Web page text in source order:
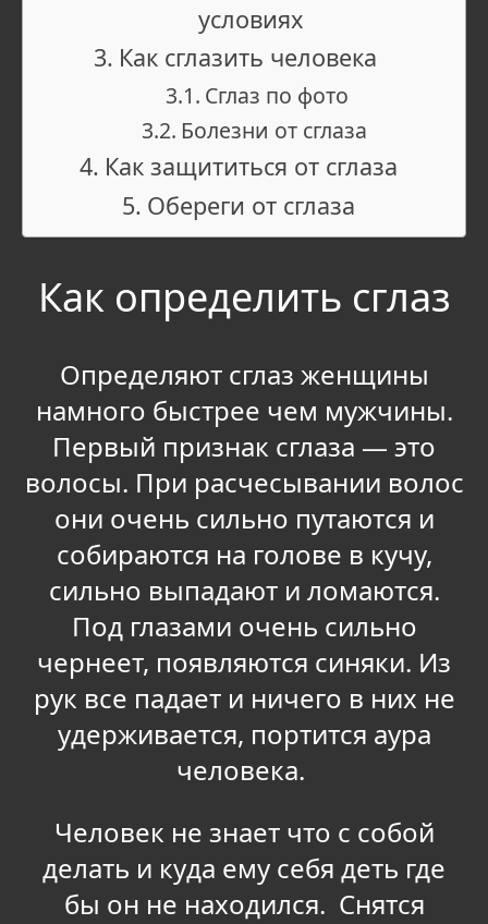
условиях
Как сглазить человека
Сглаз по фото
Болезни от сглаза
Как защититься от сглаза
Обереги от сглаза
Как определить сглаз
Определяют сглаз женщины
намного быстрее чем мужчины.
Первый признак сглаза — это
волосы. При расчесывании волос
они очень сильно путаются и
собираются на голове в кучу,
сильно выпадают и ломаются.
Под глазами очень сильно
чернеет, появляются синяки. Из
рук все падает и ничего в них не
удерживается, портится аура
человека.
Человек не знает что с собой
делать и куда ему себя деть где
бы он не находился. Снятся